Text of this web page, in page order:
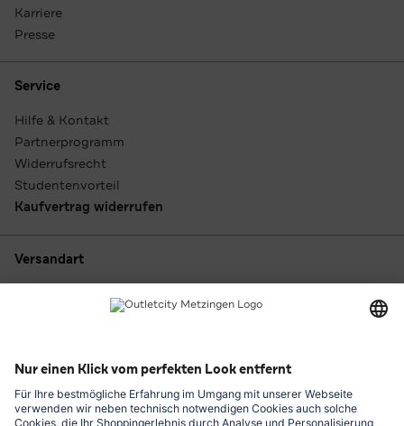
Karriere
Presse
Service
Hilfe & Kontakt
Partnerprogramm
Widerrufsrecht
Studentenvorteil
Kaufvertrag widerrufen
Versandart